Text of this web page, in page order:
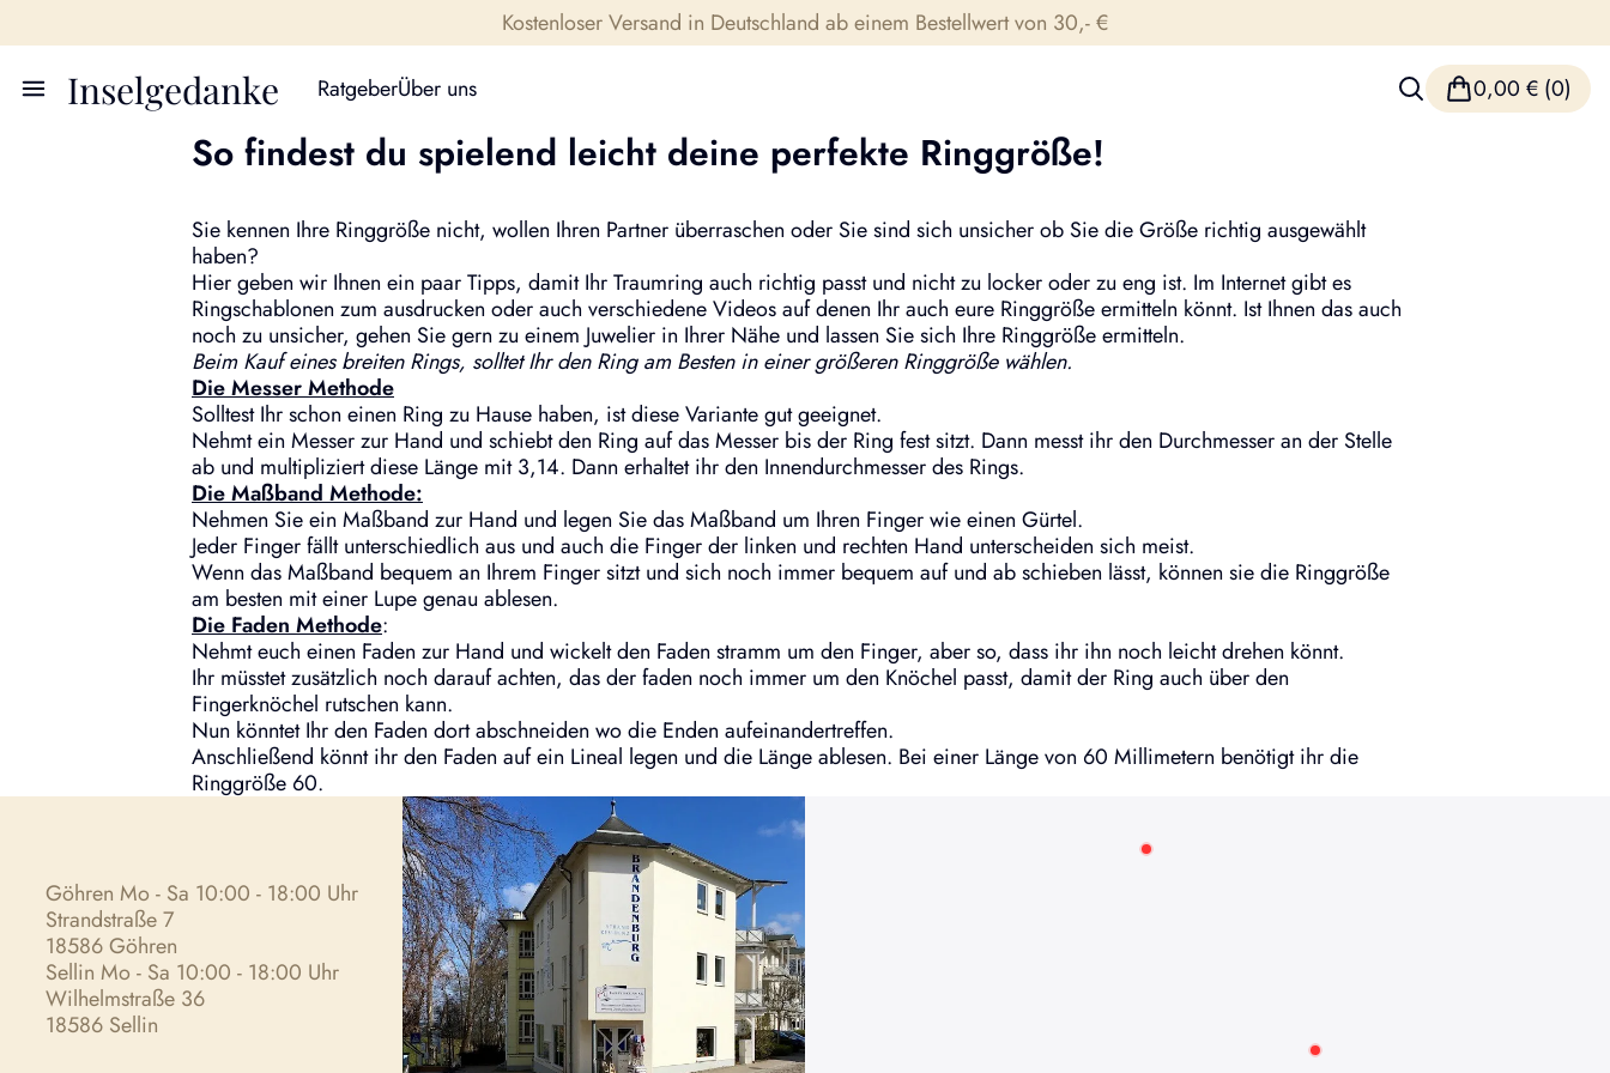
Kostenloser Versand in Deutschland ab einem Bestellwert von 30,- €
Inselgedanke RatgeberÜber uns 0,00 € (0)
So findest du spielend leicht deine perfekte Ringgröße!
Sie kennen Ihre Ringgröße nicht, wollen Ihren Partner überraschen oder Sie sind sich unsicher ob Sie die Größe richtig ausgewählt
haben?
Hier geben wir Ihnen ein paar Tipps, damit Ihr Traumring auch richtig passt und nicht zu locker oder zu eng ist. Im Internet gibt es
Ringschablonen zum ausdrucken oder auch verschiedene Videos auf denen Ihr auch eure Ringgröße ermitteln könnt. Ist Ihnen das auch
noch zu unsicher, gehen Sie gern zu einem Juwelier in Ihrer Nähe und lassen Sie sich Ihre Ringgröße ermitteln.
Beim Kauf eines breiten Rings, solltet Ihr den Ring am Besten in einer größeren Ringgröße wählen.
Die Messer Methode
Solltest Ihr schon einen Ring zu Hause haben, ist diese Variante gut geeignet.
Nehmt ein Messer zur Hand und schiebt den Ring auf das Messer bis der Ring fest sitzt. Dann messt ihr den Durchmesser an der Stelle
ab und multipliziert diese Länge mit 3,14. Dann erhaltet ihr den Innendurchmesser des Rings.
Die Maßband Methode:
Nehmen Sie ein Maßband zur Hand und legen Sie das Maßband um Ihren Finger wie einen Gürtel.
Jeder Finger fällt unterschiedlich aus und auch die Finger der linken und rechten Hand unterscheiden sich meist.
Wenn das Maßband bequem an Ihrem Finger sitzt und sich noch immer bequem auf und ab schieben lässt, können sie die Ringgröße
am besten mit einer Lupe genau ablesen.
Die Faden Methode:
Nehmt euch einen Faden zur Hand und wickelt den Faden stramm um den Finger, aber so, dass ihr ihn noch leicht drehen könnt.
Ihr müsstet zusätzlich noch darauf achten, das der faden noch immer um den Knöchel passt, damit der Ring auch über den
Fingerknöchel rutschen kann.
Nun könntet Ihr den Faden dort abschneiden wo die Enden aufeinandertreffen.
Anschließend könnt ihr den Faden auf ein Lineal legen und die Länge ablesen. Bei einer Länge von 60 Millimetern benötigt ihr die
Ringgröße 60.
Göhren Mo - Sa 10:00 - 18:00 Uhr
Strandstraße 7
18586 Göhren
Sellin Mo - Sa 10:00 - 18:00 Uhr
Wilhelmstraße 36
18586 Sellin